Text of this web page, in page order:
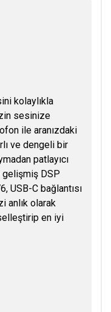
kolaylıkla
sesinize
ile aranızdaki
ve dengeli bir
patlayıcı
DSP
C bağlantısı
anlık olarak
en iyi